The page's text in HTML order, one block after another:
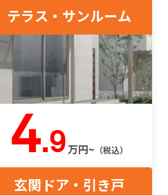
テラス・サンルーム
4.9万円~ （税込）
玄関ドア・引き戸